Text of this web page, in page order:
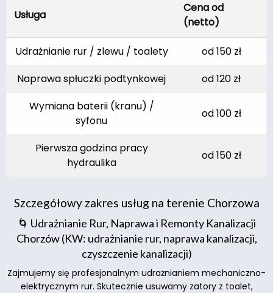
Usługa
Cena od
(netto)
Udrażnianie rur / zlewu / toalety
od 150 zł
Naprawa spłuczki podtynkowej
od 120 zł
Wymiana baterii (kranu) /
syfonu
od 100 zł
Pierwsza godzina pracy
hydraulika
od 150 zł
Szczegółowy zakres usług na terenie Chorzowa
🌀 Udrażnianie Rur, Naprawa i Remonty Kanalizacji
Chorzów (KW: udrażnianie rur, naprawa kanalizacji,
czyszczenie kanalizacji)
Zajmujemy się profesjonalnym udrażnianiem mechaniczno-
elektrycznym rur. Skutecznie usuwamy zatory z toalet,